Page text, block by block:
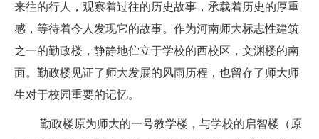
来往的行人，观察着过往的历史故事，承载着历史的厚重
感，等待着今人发现它的故事。作为河南师大标志性建筑
之一的勤政楼，静静地伫立于学校的西校区，文渊楼的南
面。勤政楼见证了师大发展的风雨历程，也留存了师大师
生对于校园重要的记忆。
勤政楼原为师大的一号教学楼，与学校的启智楼（原